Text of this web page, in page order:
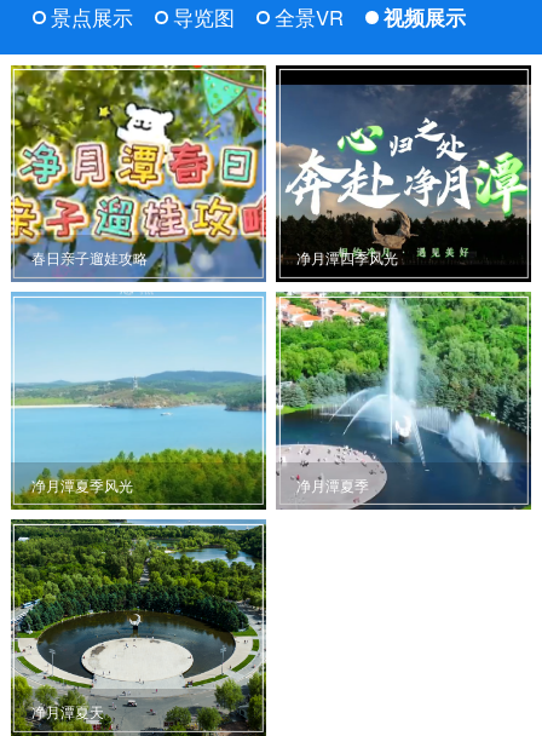
景点展示 导览图 全景VR 视频展示
春日亲子遛娃攻略 净月潭四季风光
净月潭夏季风光 净月潭夏季
净月潭夏天